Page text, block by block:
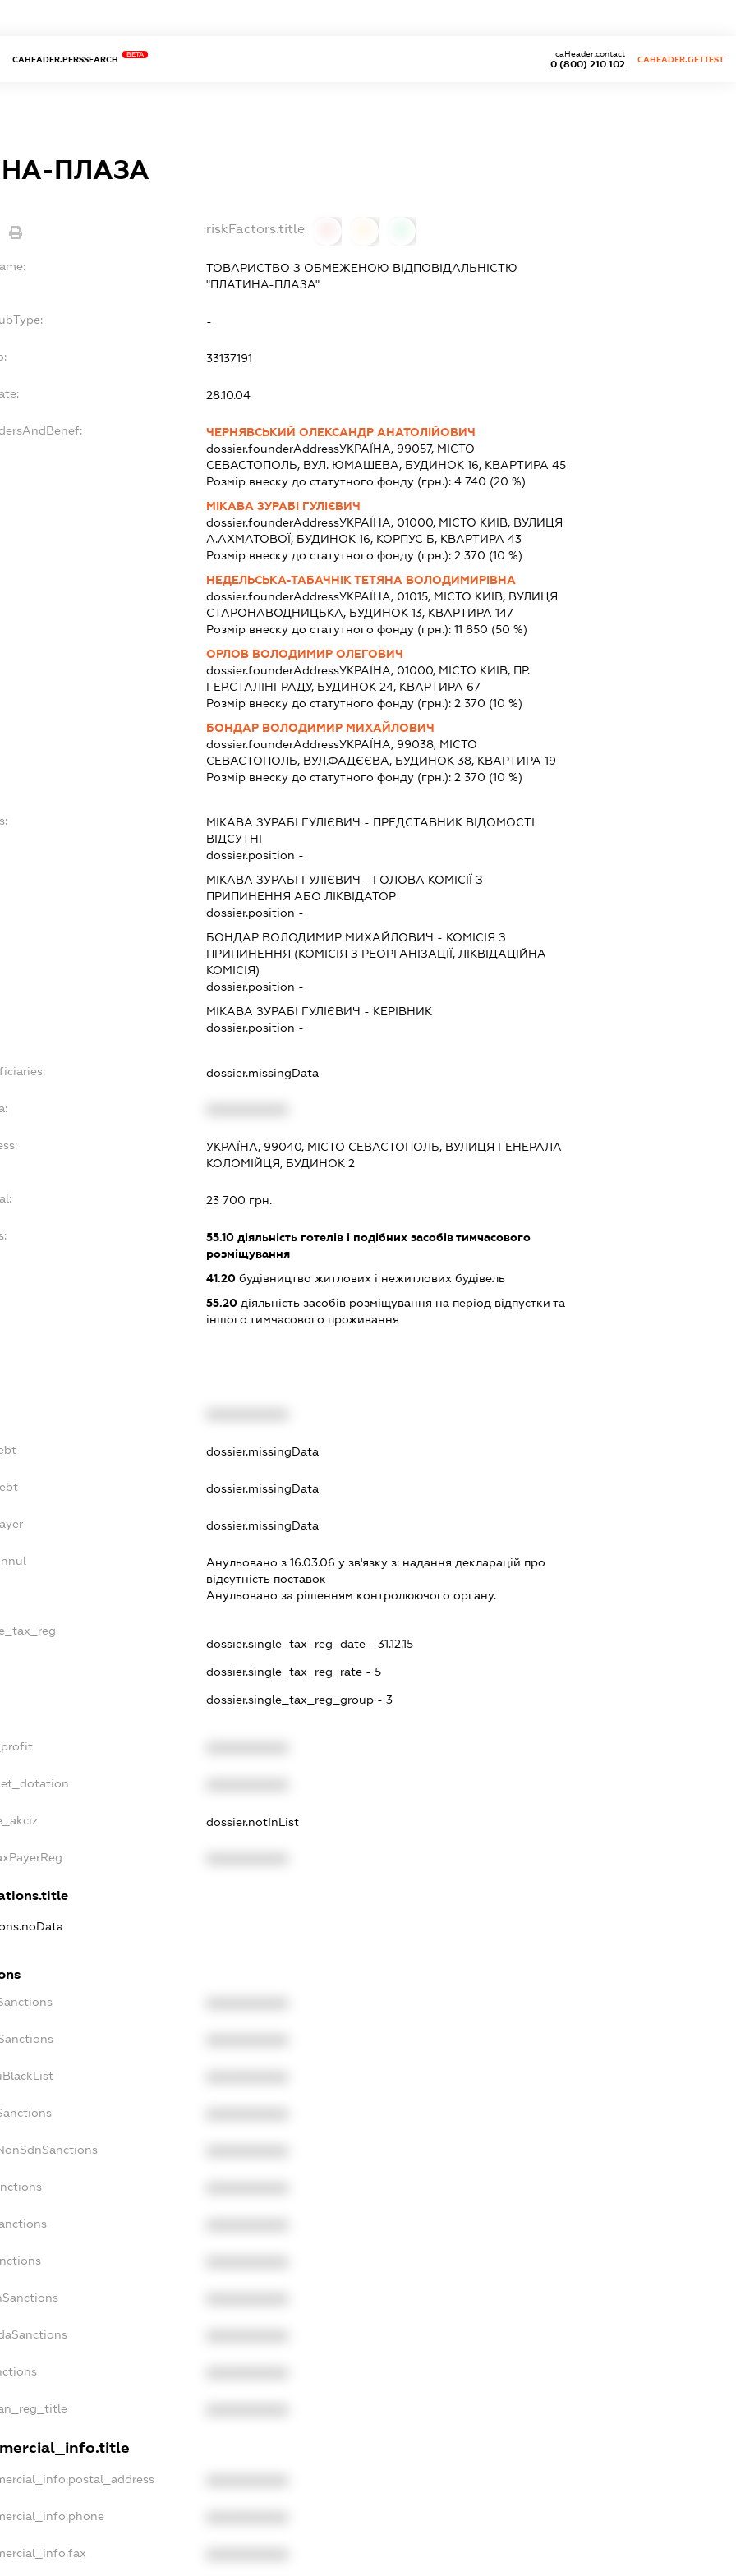
CAHEADER.PERSSEARCH
BETA
0 (800) 210 102
caHeader.contact
CAHEADER.GETTEST
ПЛАЗА
riskFactors.title
ТОВАРИСТВО З ОБМЕЖЕНОЮ ВІДПОВІДАЛЬНІСТЮ
"ПЛАТИНА-ПЛАЗА"
-
33137191
28.10.04
ЧЕРНЯВСЬКИЙ ОЛЕКСАНДР АНАТОЛІЙОВИЧ
dossier.founderAddressУКРАЇНА, 99057, МІСТО
СЕВАСТОПОЛЬ, ВУЛ. ЮМАШЕВА, БУДИНОК 16, КВАРТИРА 45
Розмір внеску до статутного фонду (грн.): 4 740 (20 %)
МІКАВА ЗУРАБІ ГУЛІЄВИЧ
dossier.founderAddressУКРАЇНА, 01000, МІСТО КИЇВ, ВУЛИЦЯ
А.АХМАТОВОЇ, БУДИНОК 16, КОРПУС Б, КВАРТИРА 43
Розмір внеску до статутного фонду (грн.): 2 370 (10 %)
НЕДЕЛЬСЬКА-ТАБАЧНІК ТЕТЯНА ВОЛОДИМИРІВНА
dossier.founderAddressУКРАЇНА, 01015, МІСТО КИЇВ, ВУЛИЦЯ
СТАРОНАВОДНИЦЬКА, БУДИНОК 13, КВАРТИРА 147
Розмір внеску до статутного фонду (грн.): 11 850 (50 %)
ОРЛОВ ВОЛОДИМИР ОЛЕГОВИЧ
dossier.founderAddressУКРАЇНА, 01000, МІСТО КИЇВ, ПР.
ГЕР.СТАЛІНГРАДУ, БУДИНОК 24, КВАРТИРА 67
Розмір внеску до статутного фонду (грн.): 2 370 (10 %)
БОНДАР ВОЛОДИМИР МИХАЙЛОВИЧ
dossier.founderAddressУКРАЇНА, 99038, МІСТО
СЕВАСТОПОЛЬ, ВУЛ.ФАДЄЄВА, БУДИНОК 38, КВАРТИРА 19
Розмір внеску до статутного фонду (грн.): 2 370 (10 %)
МІКАВА ЗУРАБІ ГУЛІЄВИЧ - ПРЕДСТАВНИКВІДОМОСТІ
ВІДСУТНІ
dossier.position -
МІКАВА ЗУРАБІ ГУЛІЄВИЧ - ГОЛОВА КОМІСІЇ З
ПРИПИНЕННЯ АБО ЛІКВІДАТОР
dossier.position -
БОНДАР ВОЛОДИМИР МИХАЙЛОВИЧ - КОМІСІЯ З
ПРИПИНЕННЯ (КОМІСІЯ З РЕОРГАНІЗАЦІЇ, ЛІКВІДАЦІЙНА
КОМІСІЯ)
dossier.position -
МІКАВА ЗУРАБІ ГУЛІЄВИЧ - КЕРІВНИК
dossier.position -
dossier.missingData
УКРАЇНА, 99040, МІСТО СЕВАСТОПОЛЬ, ВУЛИЦЯ ГЕНЕРАЛА
КОЛОМІЙЦЯ, БУДИНОК 2
23 700 грн.
55.10діяльність готелів і подібних засобів тимчасового
розміщування
41.20будівництво житлових і нежитлових будівель
55.20діяльність засобів розміщування на період відпустки та
іншого тимчасового проживання
dossier.missingData
dossier.missingData
dossier.missingData
Анульовано з 16.03.06 у зв'язку з: надання декларацiй про
вiдсутнiсть поставок
Анульовано за рiшенням контролюючого органу.
dossier.single_tax_reg_date - 31.12.15
dossier.single_tax_reg_rate - 5
dossier.single_tax_reg_group - 3
dossier.notInList